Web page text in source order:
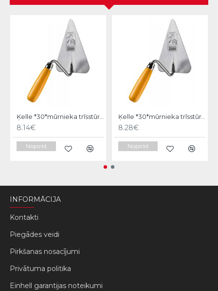
Ķelle *30*mūrnieka trīsstūra 18cm, Hardy
8.14€
Nopirkt
Ķelle *30*mūrnieka trīsstūra 20cm, Hardy
8.28€
Nopirkt
INFORMĀCIJA
Kontakti
Piegādes veidi
Pirkšanas nosacījumi
Privātuma politika
Einhell garantijas noteikumi